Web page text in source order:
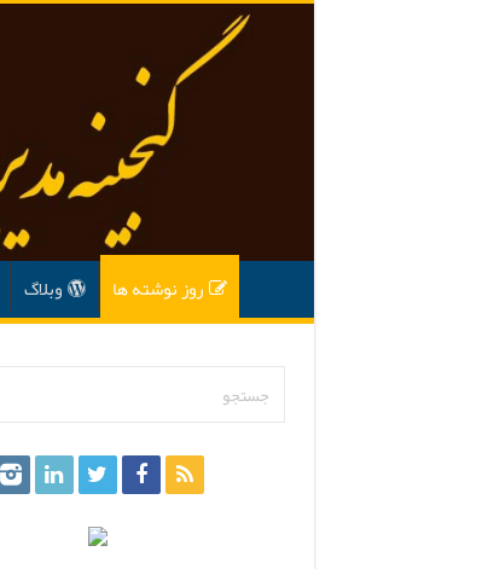
روز نوشته ها وبلاگ